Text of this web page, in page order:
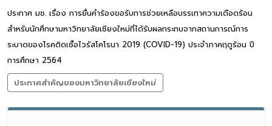
ประกาศ มช. เรื่อง การยื่นคำร้องขอรับการช่วยเหลือบรรเทาความเดือดร้อน
สำหรับนักศึกษามหาวิทยาลัยเชียงใหม่ที่ได้รับผลกระทบจากสถานการณ์การ
ระบาดของโรคติดเชื้อไวรัสโคโรนา 2019 (COVID-19) ประจำภาคฤดูร้อน ปี
การศึกษา 2564
ประกาศสำคัญของมหาวิทยาลัยเชียงใหม่